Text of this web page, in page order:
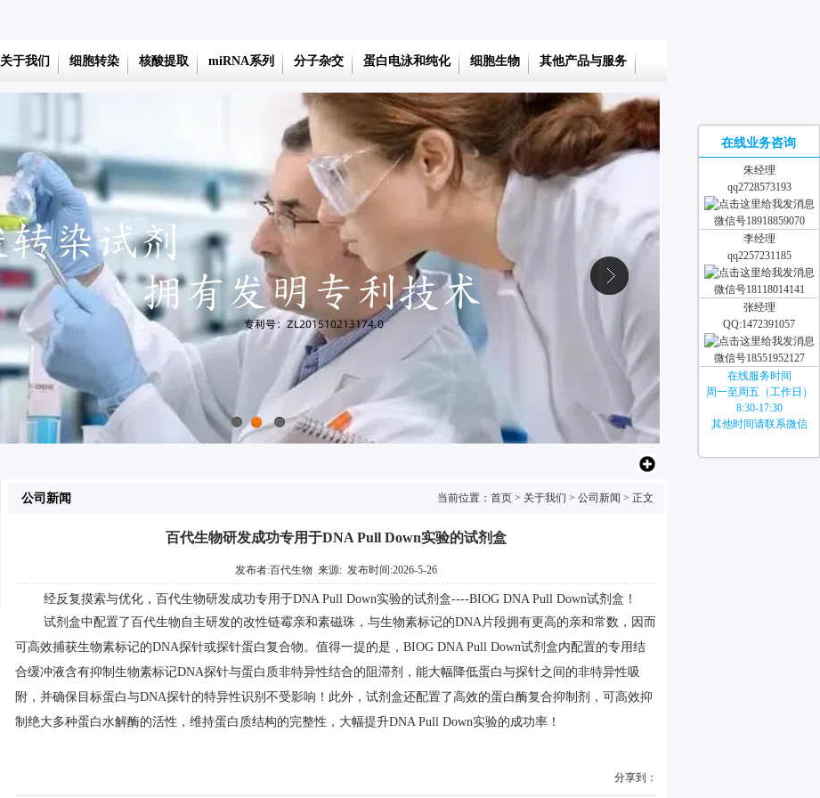
关于我们 细胞转染 核酸提取 miRNA系列 分子杂交 蛋白电泳和纯化 细胞生物 其他产品与服务
1 2
公司新闻 当前位置： 首页 > 关于我们 > 公司新闻 > 正文
百代生物研发成功专用于DNA Pull Down实验的试剂盒
发布者:百代生物 来源: 发布时间:2026-5-26
经反复摸索与优化，百代生物研发成功专用于DNA Pull Down实验的试剂盒----BIOG DNA Pull Down试剂盒 ！
试剂盒中 配置了百代生物自主研发的改性链霉亲和素磁珠，与生物素标记的DNA片段拥有更高的亲和常数，因而
可高效捕获生物素标记的DNA探针或探针蛋白复合物。值得一提的是， BIOG DNA Pull Down试剂盒内配置的专用结
合缓冲液含有抑制生物素标记DNA探针与蛋白质非特异性结合的阻滞剂，能大幅降低蛋白与探针之间的非特异性吸
附，并确保目标蛋白与DNA探针的特异性识别不受影响 ！ 此外，试剂盒还配置了高效的蛋白酶复合抑制剂，可高效抑
制绝大多种蛋白水解酶的活性，维持蛋白质结构的完整性，大幅提升DNA Pull Down实验的成功率 ！
分享到：
在线业务咨询
朱经理
qq2728573193
微信号18918859070
李经理
qq2257231185
微信号18118014141
张经理
QQ:1472391057
微信号18551952127
在线服务时间
周一至周五（工作日）
8:30-17:30
其他时间请联系微信